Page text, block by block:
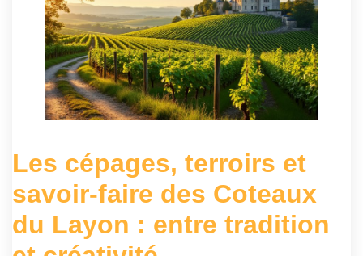
Les cépages, terroirs et
savoir-faire des Coteaux
du Layon : entre tradition